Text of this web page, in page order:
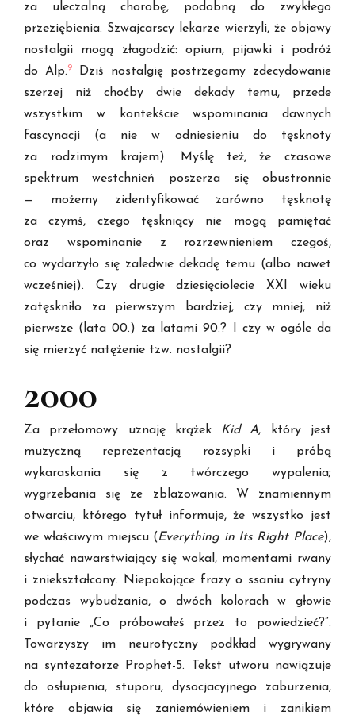
za uleczalną chorobę, podobną do zwykłego
przeziębienia. Szwajcarscy lekarze wierzyli, że objawy
nostalgii mogą złagodzić: opium, pijawki i podróż
do Alp.9
Dziś nostalgię postrzegamy zdecydowanie
szerzej niż choćby dwie dekady temu, przede
wszystkim w kontekście wspominania dawnych
fascynacji (a nie w odniesieniu do tęsknoty
za rodzimym krajem). Myślę też, że czasowe
spektrum westchnień poszerza się obustronnie
— możemy zidentyfikować zarówno tęsknotę
za czymś, czego tęskniący nie mogą pamiętać
oraz wspominanie z rozrzewnieniem czegoś,
co wydarzyło się zaledwie dekadę temu (albo nawet
wcześniej). Czy drugie dziesięciolecie XXI wieku
zatęskniło za pierwszym bardziej, czy mniej, niż
pierwsze (lata 00.) za latami 90.? I czy w ogóle da
się mierzyć natężenie tzw. nostalgii?
2000
Za przełomowy uznaję krążek Kid A, który jest
muzyczną reprezentacją rozsypki i próbą
wykaraskania się z twórczego wypalenia;
wygrzebania się ze zblazowania. W znamiennym
otwarciu, którego tytuł informuje, że wszystko jest
we właściwym miejscu (Everything in Its Right Place),
słychać nawarstwiający się wokal, momentami rwany
i zniekształcony. Niepokojące frazy o ssaniu cytryny
podczas wybudzania, o dwóch kolorach w głowie
i pytanie „Co próbowałeś przez to powiedzieć?”.
Towarzyszy im neurotyczny podkład wygrywany
na syntezatorze Prophet-5. Tekst utworu nawiązuje
do osłupienia, stuporu, dysocjacyjnego zaburzenia,
które objawia się zaniemówieniem i zanikiem